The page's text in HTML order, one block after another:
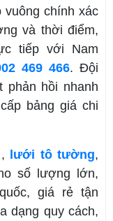
chính xác
và thời điểm,
tiếp với Nam
469 466. Đội
phản hồi nhanh
bảng giá chi
, lưới tô tường,
số lượng lớn,
giá rẻ tận
dạng quy cách,